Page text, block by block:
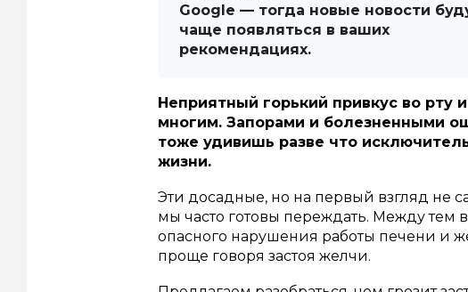
Google — тогда новые новости
чаще появляться в ваших
рекомендациях.
Неприятный горький привкус во рту
многим. Запорами и болезненными
тоже удивишь разве что
жизни.
Эти досадные, но на первый взгляд не
мы часто готовы переждать. Между тем
опасного нарушения работы печени и
проще говоря застоя желчи.